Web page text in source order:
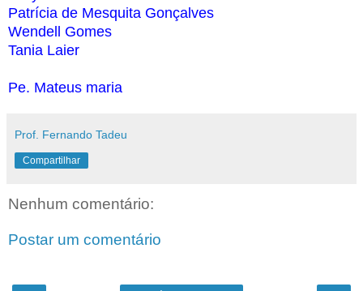
Patrícia de Mesquita Gonçalves
Wendell Gomes
Tania Laier
Pe. Mateus maria
Prof. Fernando Tadeu
Compartilhar
Nenhum comentário:
Postar um comentário